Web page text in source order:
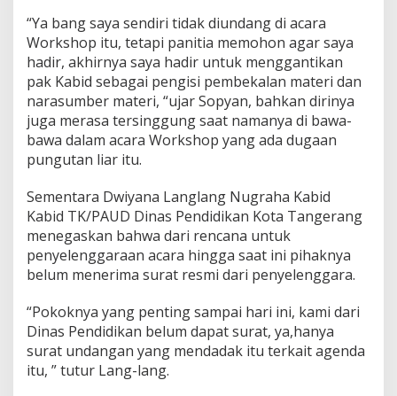
“Ya bang saya sendiri tidak diundang di acara
Workshop itu, tetapi panitia memohon agar saya
hadir, akhirnya saya hadir untuk menggantikan
pak Kabid sebagai pengisi pembekalan materi dan
narasumber materi, “ujar Sopyan, bahkan dirinya
juga merasa tersinggung saat namanya di bawa-
bawa dalam acara Workshop yang ada dugaan
pungutan liar itu.
Sementara Dwiyana Langlang Nugraha Kabid
Kabid TK/PAUD Dinas Pendidikan Kota Tangerang
menegaskan bahwa dari rencana untuk
penyelenggaraan acara hingga saat ini pihaknya
belum menerima surat resmi dari penyelenggara.
“Pokoknya yang penting sampai hari ini, kami dari
Dinas Pendidikan belum dapat surat, ya,hanya
surat undangan yang mendadak itu terkait agenda
itu, ” tutur Lang-lang.